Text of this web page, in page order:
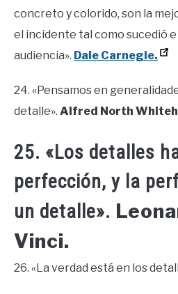
concreto y colorido, son la
el incidente tal como sucedió
audiencia». Dale Carnegie.
24. «Pensamos en
detalle». Alfred North
25. «Los detalles
perfección, y la
un detalle».
Vinci.
26. «La verdad está en los